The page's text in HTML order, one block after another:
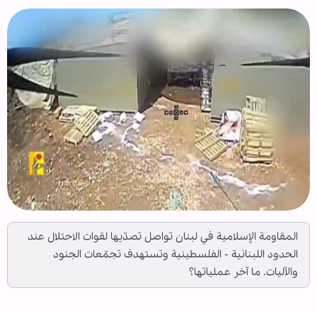
المقاومة الإسلامية في لبنان تواصل تصدّيها لقوات الاحتلال عند
الحدود اللبنانية - الفلسطينية وتستهدف تجمّعات الجنود
والآليات. ما آخر عملياتها؟